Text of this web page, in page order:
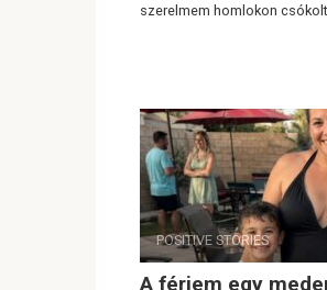
szerelmem homlokon
POSITIVE STORIES
A férjem egy